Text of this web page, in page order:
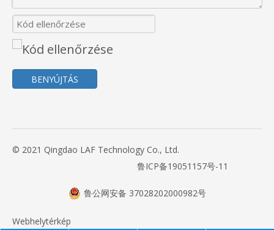
BENYÚJTÁS
© 2021 Qingdao LAF Technology Co., Ltd.
鲁ICP备19051157号-11
鲁公网安备 37028202000982号
Webhelytérkép